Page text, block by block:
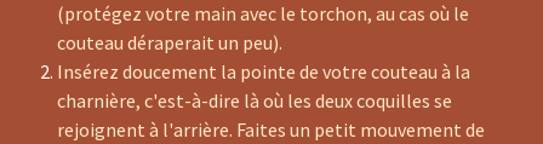
(protégez votre main avec le torchon, au cas où le
couteau déraperait un peu).
Insérez doucement la pointe de votre couteau à la
charnière, c'est-à-dire là où les deux coquilles se
rejoignent à l'arrière. Faites un petit mouvement de